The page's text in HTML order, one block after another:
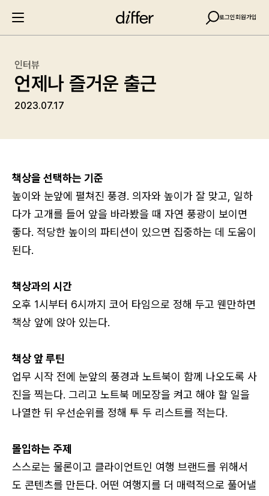
로그인회원가입
인터뷰
언제나 즐거운 출근
2023.07.17
책상을 선택하는 기준
높이와 눈앞에 펼쳐진 풍경. 의자와 높이가 잘 맞고, 일하
다가 고개를 들어 앞을 바라봤을 때 자연 풍광이 보이면
좋다. 적당한 높이의 파티션이 있으면 집중하는 데 도움이
된다.
책상과의 시간
오후 1시부터 6시까지 코어 타임으로 정해 두고 웬만하면
책상 앞에 앉아 있는다.
책상 앞 루틴
업무 시작 전에 눈앞의 풍경과 노트북이 함께 나오도록 사
진을 찍는다. 그리고 노트북 메모장을 켜고 해야 할 일을
나열한 뒤 우선순위를 정해 투 두 리스트를 적는다.
몰입하는 주제
스스로는 물론이고 클라이언트인 여행 브랜드를 위해서
도 콘텐츠를 만든다. 어떤 여행지를 더 매력적으로 풀어낼